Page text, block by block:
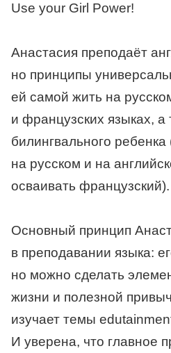
Use your Girl Power!
Анастасия преподаёт
но принципы
ей самой жить на
и французских языках, а
билингвального ребенка
на русском и на
осваивать французский).
Основный принцип
в преподавании языка:
но можно сделать
жизни и полезной
изучает темы
И уверена, что главное